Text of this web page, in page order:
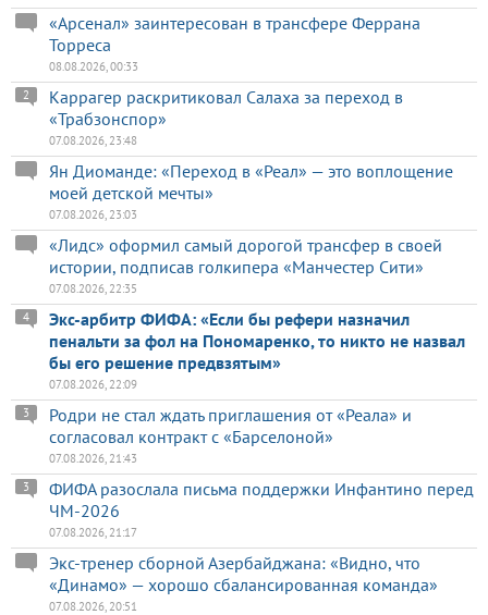
«Арсенал» заинтересован в трансфере Феррана
Торреса
08.08.2026, 00:33
Каррагер раскритиковал Салаха за переход в
«Трабзонспор»
2
07.08.2026, 23:48
Ян Диоманде: «Переход в «Реал» — это воплощение
моей детской мечты»
07.08.2026, 23:03
«Лидс» оформил самый дорогой трансфер в своей
истории, подписав голкипера «Манчестер Сити»
07.08.2026, 22:35
Экс-арбитр ФИФА: «Если бы рефери назначил
пенальти за фол на Пономаренко, то никто не назвал
бы его решение предвзятым»
4
07.08.2026, 22:09
Родри не стал ждать приглашения от «Реала» и
согласовал контракт с «Барселоной»
3
07.08.2026, 21:43
ФИФА разослала письма поддержки Инфантино перед
ЧМ-2026
3
07.08.2026, 21:17
Экс-тренер сборной Азербайджана: «Видно, что
«Динамо» — хорошо сбалансированная команда»
07.08.2026, 20:51